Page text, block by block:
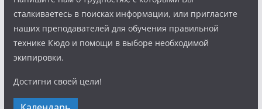
сталкиваетесь в поисках информации, или пригласите
наших преподавателей для обучения правильной
технике Кюдо и помощи в выборе необходимой
экипировки.
Достигни своей цели!